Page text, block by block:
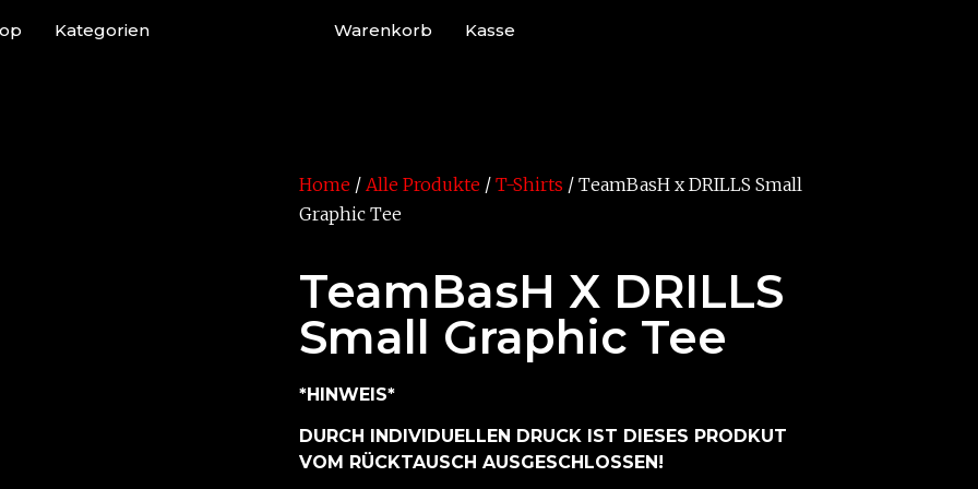
Kategorien Warenkorb Kasse
Home / Alle Produkte / T-Shirts / TeamBasH x DRILLS Small
Graphic Tee
TeamBasH X DRILLS
Small Graphic Tee
*HINWEIS*
DURCH INDIVIDUELLEN DRUCK IST DIESES PRODKUT
VOM RÜCKTAUSCH AUSGESCHLOSSEN!